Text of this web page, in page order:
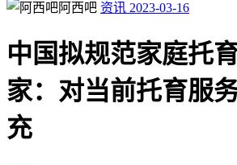
阿西吧 资讯 2023-03-16
中国拟规范家庭托
家：对当前托育服
充